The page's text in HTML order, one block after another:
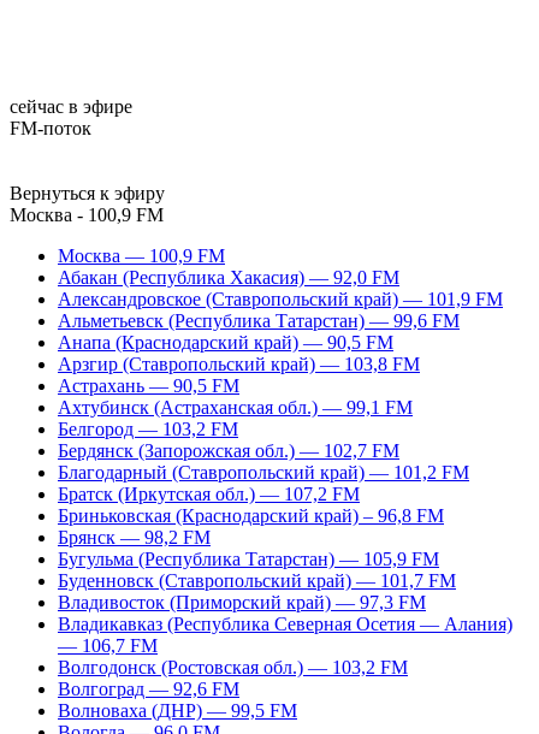
сейчас в эфире
FM-поток
Вернуться к эфиру
Москва - 100,9 FM
Москва — 100,9 FM
Абакан (Республика Хакасия) — 92,0 FM
Александровское (Ставропольский край) — 101,9 FM
Альметьевск (Республика Татарстан) — 99,6 FM
Анапа (Краснодарский край) — 90,5 FM
Арзгир (Ставропольский край) — 103,8 FM
Астрахань — 90,5 FM
Ахтубинск (Астраханская обл.) — 99,1 FM
Белгород — 103,2 FM
Бердянск (Запорожская обл.) — 102,7 FM
Благодарный (Ставропольский край) — 101,2 FM
Братск (Иркутская обл.) — 107,2 FM
Бриньковская (Краснодарский край) – 96,8 FM
Брянск — 98,2 FM
Бугульма (Республика Татарстан) — 105,9 FM
Буденновск (Ставропольский край) — 101,7 FM
Владивосток (Приморский край) — 97,3 FM
Владикавказ (Республика Северная Осетия — Алания)
— 106,7 FM
Волгодонск (Ростовская обл.) — 103,2 FM
Волгоград — 92,6 FM
Волноваха (ДНР) — 99,5 FM